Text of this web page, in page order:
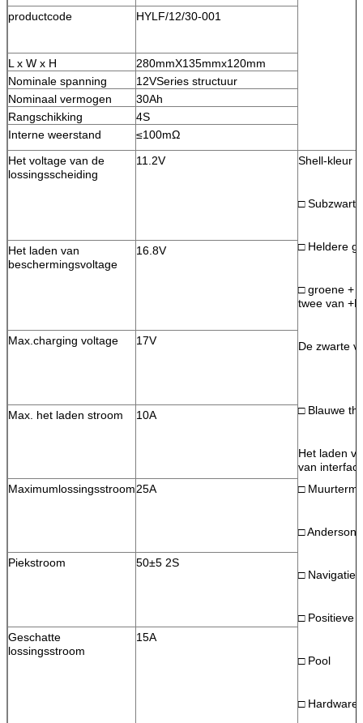
productcode HYLF/12/30-001
L x W x H
280mmX135mmx120mm
Nominale spanning
12VSeries structuur
Nominaal vermogen
30Ah
Rangschikking
4S
Interne weerstand
≤100mΩ
Het voltage van de
lossingsscheiding
11.2V Shell-kleur
□ Subzwarte
□ Heldere
□ groene +
twee van
De zwarte
□ Blauwe
Het laden
van
□
□ Anderson
□
□ Positieve
□ Pool
□
Het laden van
beschermingsvoltage
16.8V
Max.charging voltage 17V
Max. het laden stroom 10A
Maximumlossingsstroom25A
Piekstroom 50±5 2S
Geschatte
lossingsstroom
15A